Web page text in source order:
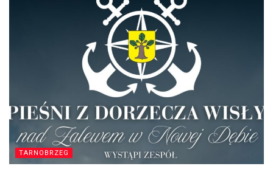
TARNOBRZEG